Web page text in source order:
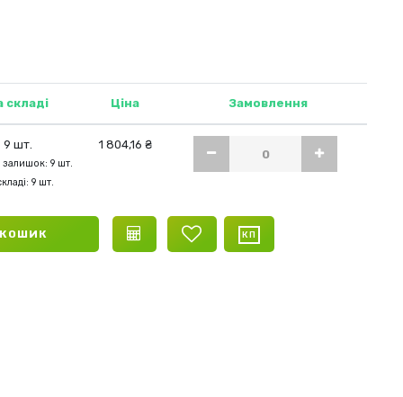
складі Ціна Замовлення
9 шт.
залишок: 9 шт.
9 шт.
1 804,16 ₴